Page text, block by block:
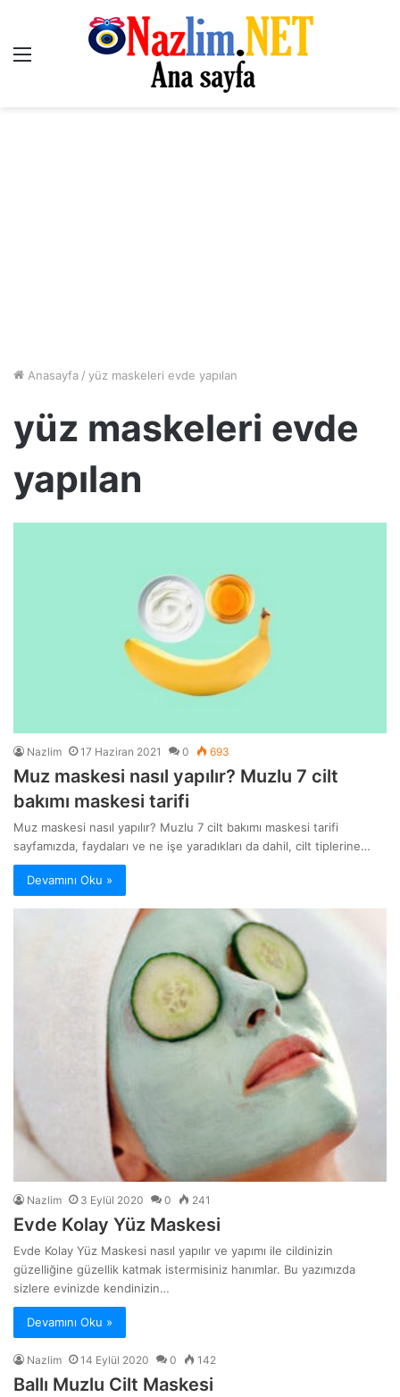
Menü
Anasayfa / yüz maskeleri evde yapılan
yüz maskeleri evde
yapılan
Nazlim 17 Haziran 2021 0 693
Muz maskesi nasıl yapılır? Muzlu 7 cilt
bakımı maskesi tarifi
Muz maskesi nasıl yapılır? Muzlu 7 cilt bakımı maskesi tarifi
sayfamızda, faydaları ve ne işe yaradıkları da dahil, cilt tiplerine…
Devamını Oku »
Nazlim 3 Eylül 2020 0 241
Evde Kolay Yüz Maskesi
Evde Kolay Yüz Maskesi nasıl yapılır ve yapımı ile cildinizin
güzelliğine güzellik katmak istermisiniz hanımlar. Bu yazımızda
sizlere evinizde kendinizin…
Devamını Oku »
Nazlim 14 Eylül 2020 0 142
Ballı Muzlu Cilt Maskesi